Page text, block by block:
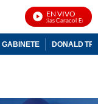
EN VIVO
Noticias Caracol En Vivo
GABINETE DONALD